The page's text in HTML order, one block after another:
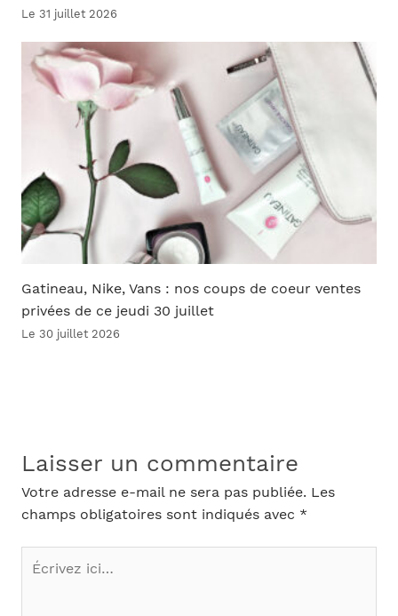
Le 31 juillet 2026
Gatineau, Nike, Vans : nos coups de coeur ventes
privées de ce jeudi 30 juillet
Le 30 juillet 2026
Laisser un commentaire
Votre adresse e-mail ne sera pas publiée. Les
champs obligatoires sont indiqués avec *
Écrivez